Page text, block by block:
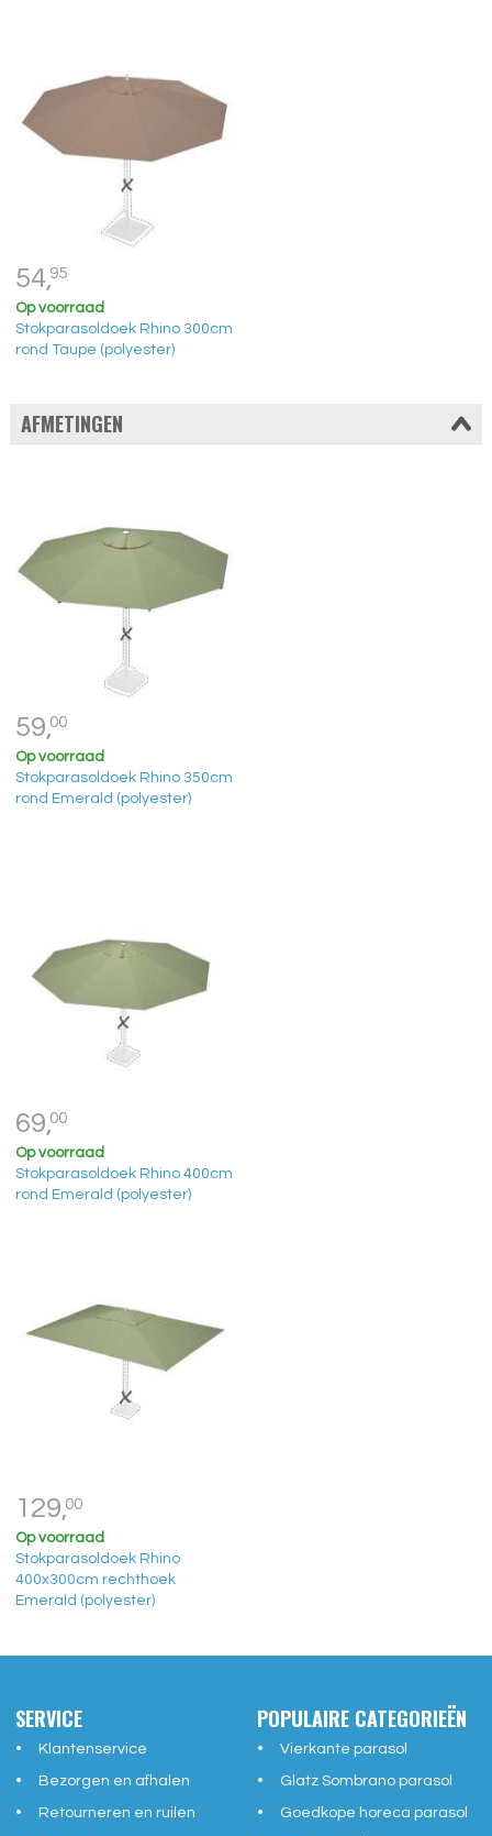
54,95
Op voorraad
Stokparasoldoek Rhino 300cm
rond Taupe (polyester)
AFMETINGEN
59,00
Op voorraad
Stokparasoldoek Rhino 350cm
rond Emerald (polyester)
69,00
Op voorraad
Stokparasoldoek Rhino 400cm
rond Emerald (polyester)
129,00
Op voorraad
Stokparasoldoek Rhino
400x300cm rechthoek
Emerald (polyester)
SERVICE
Klantenservice
Bezorgen en afhalen
Retourneren en ruilen
POPULAIRE CATEGORIEËN
Vierkante parasol
Glatz Sombrano parasol
Goedkope horeca parasol